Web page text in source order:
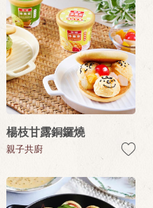
楊枝甘露銅鑼燒
親子共廚